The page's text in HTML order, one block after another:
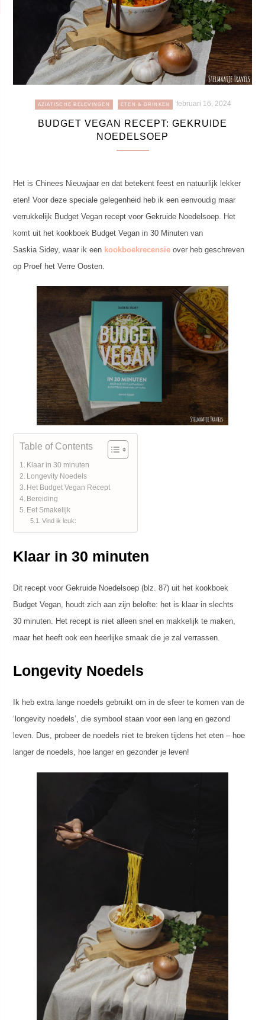
AZIATISCHE BELEVINGEN ETEN & DRINKEN februari 16, 2024
BUDGET VEGAN RECEPT: GEKRUIDE
NOEDELSOEP
Het is Chinees Nieuwjaar en dat betekent feest en natuurlijk lekker
eten! Voor deze speciale gelegenheid heb ik een eenvoudig maar
verrukkelijk Budget Vegan recept voor Gekruide Noedelsoep. Het
komt uit het kookboek Budget Vegan in 30 Minuten van
Saskia Sidey, waar ik een kookboekrecensie over heb geschreven
op Proef het Verre Oosten.
Table of Contents
Klaar in 30 minuten
Longevity Noedels
Het Budget Vegan Recept
Bereiding
Eet Smakelijk
Vind ik leuk:
Klaar in 30 minuten
Dit recept voor Gekruide Noedelsoep (blz. 87) uit het kookboek
Budget Vegan, houdt zich aan zijn belofte: het is klaar in slechts
30 minuten. Het recept is niet alleen snel en makkelijk te maken,
maar het heeft ook een heerlijke smaak die je zal verrassen.
Longevity Noedels
Ik heb extra lange noedels gebruikt om in de sfeer te komen van de
‘longevity noedels’, die symbool staan voor een lang en gezond
leven. Dus, probeer de noedels niet te breken tijdens het eten – hoe
langer de noedels, hoe langer en gezonder je leven!